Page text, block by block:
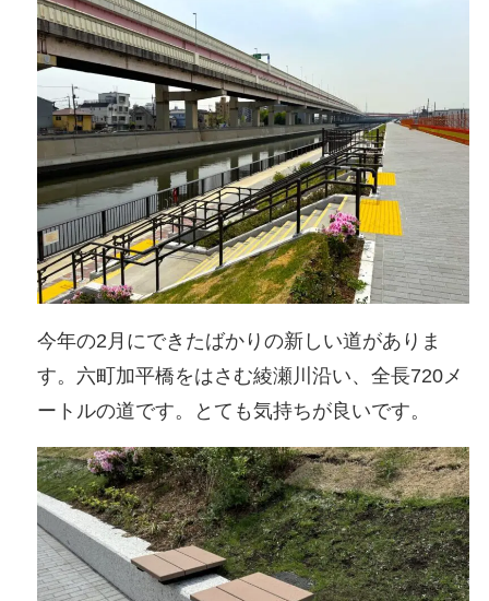
今年の2月にできたばかりの新しい道がありま
す。六町加平橋をはさむ綾瀬川沿い、全長720メ
ートルの道です。とても気持ちが良いです。